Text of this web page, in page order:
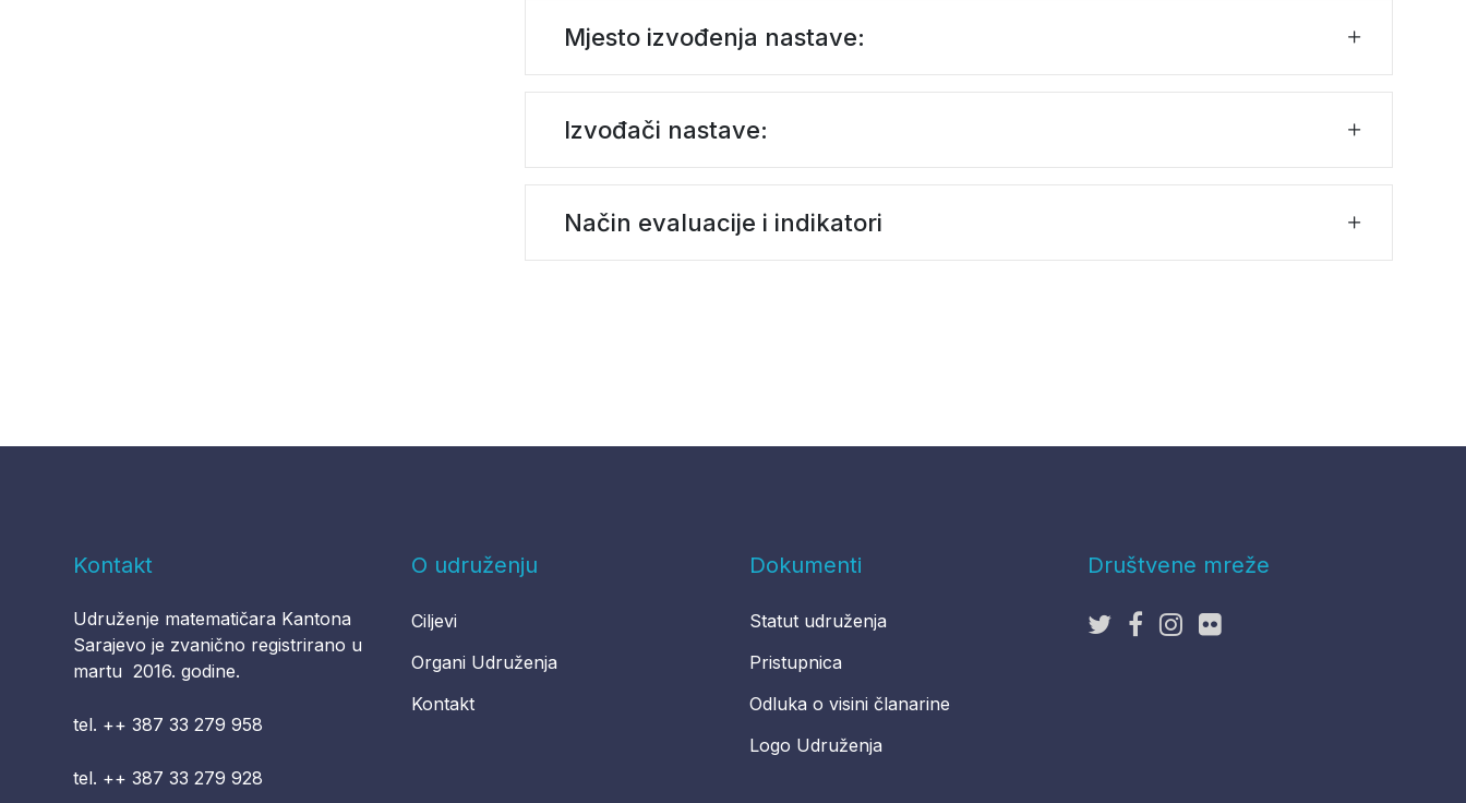
Mjesto izvođenja nastave:
Izvođači nastave:
Način evaluacije i indikatori
Kontakt
Udruženje matematičara Kantona
Sarajevo je zvanično registrirano u
martu 2016. godine.
tel. ++ 387 33 279 958
tel. ++ 387 33 279 928
O udruženju
Ciljevi
Organi Udruženja
Kontakt
Dokumenti
Statut udruženja
Pristupnica
Odluka o visini članarine
Logo Udruženja
Društvene mreže